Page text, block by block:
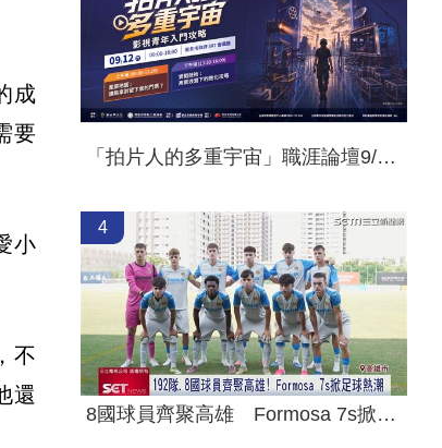
成
要
小
不
還
「拍片人的多重宇宙」職涯論壇9/12登場！
4
8國球員齊聚高雄 Formosa 7s掀足球熱潮